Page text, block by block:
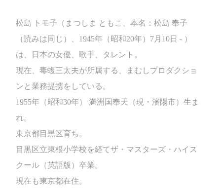
松島 トモ子（まつしま ともこ、本名：松島 奉子
（読みは同じ）、1945年（昭和20年）7月10日 - ）
は、日本の女優、歌手、タレント。
現在、毒蝮三太夫が所属する、まむしプロダクショ
ンと業務提携をしている。
1955年（昭和30年） 満洲国奉天（現・瀋陽市）生ま
れ。
東京都目黒区育ち。
目黒区立東根小学校を経てザ・マスターズ・ハイス
クール（英語版）卒業。
現在も東京都在住。